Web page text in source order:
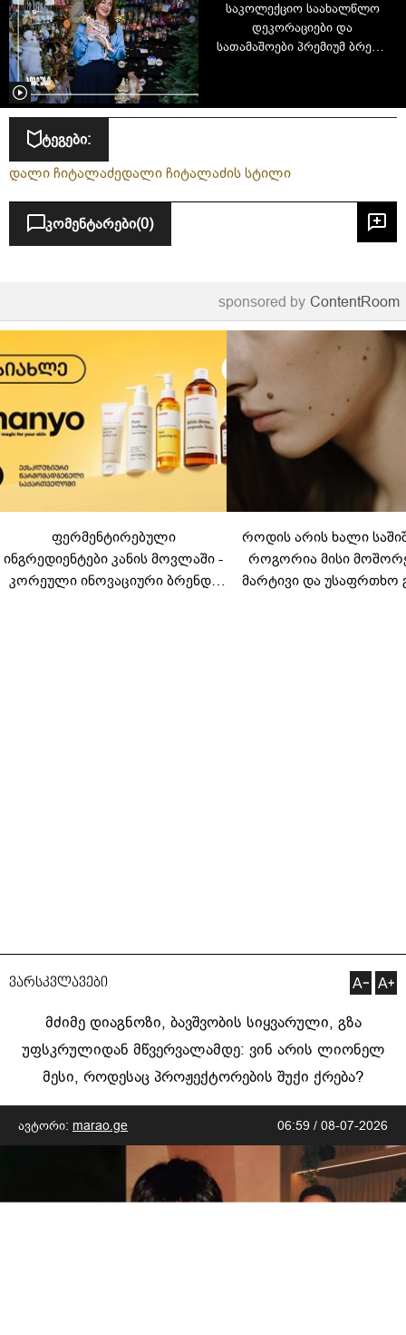
საკოლექციო საახალწლო
დეკორაციები და
სათამაშოები პრემიუმ ბრენდ
ტეგები:
დალი ჩიტალაძედალი ჩიტალაძის სტილი
კომენტარები(0)
sponsored by ContentRoom
ფერმენტირებული
ინგრედიენტები კანის მოვლაში -
კორეული ინოვაციური ბრენდი
როდის არის ხალი
როგორია მისი
მარტივი და უსაფრთხო
ვარსკვლავები
მძიმე დიაგნოზი, ბავშვობის სიყვარული, გზა
უფსკრულიდან მწვერვალამდე: ვინ არის ლიონელ
მესი, როდესაც პროჟექტორების შუქი ქრება?
ავტორი: marao.ge 06:59 / 08-07-2026